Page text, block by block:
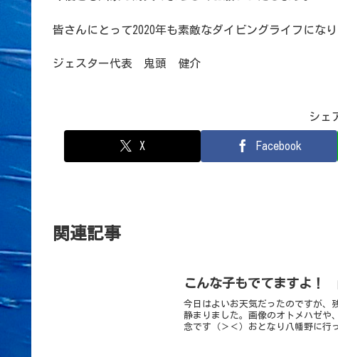
皆さんにとって2020年も素敵なダイビングライフにな
ジェスター代表 鬼頭 健介
シェ
X Facebook
関連記事
こんな子もでてますよ
今日はよいお天気だったのですが、
静まりました。画像のオトメハゼや
念です（＞＜）おとなり八幡野に行